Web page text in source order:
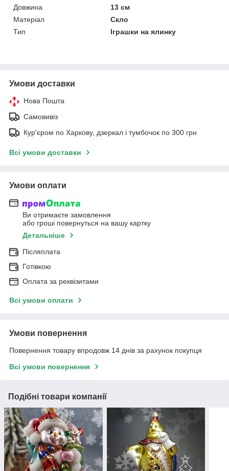
Довжина
13 см
Матеріал
Скло
Тип
Іграшки на ялинку
Умови доставки
Нова Пошта
Самовивіз
Кур'єром по Харкову, дзеркал і тумбочок по 300 грн
Всі умови доставки
Умови оплати
Ви отримаєте замовлення
або гроші повернуться на вашу картку
Детальніше
Післяплата
Готівкою
Оплата за реквізитами
Всі умови оплати
Умови повернення
Повернення товару впродовж 14 днів за рахунок покупця
Всі умови повернення
Подібні товари компанії